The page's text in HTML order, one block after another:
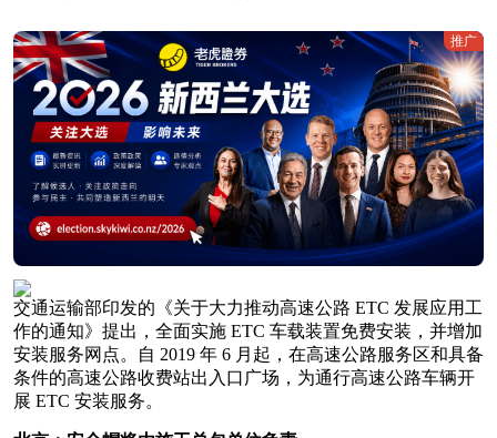
推广
交通运输部印发的《关于大力推动高速公路 ETC 发展应用工
作的通知》提出，全面实施 ETC 车载装置免费安装，并增加
安装服务网点。自 2019 年 6 月起，在高速公路服务区和具备
条件的高速公路收费站出入口广场，为通行高速公路车辆开
展 ETC 安装服务。